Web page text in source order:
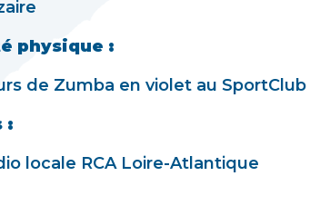
physique :
de Zumba en violet au
:
locale RCA Loire-Atlantique